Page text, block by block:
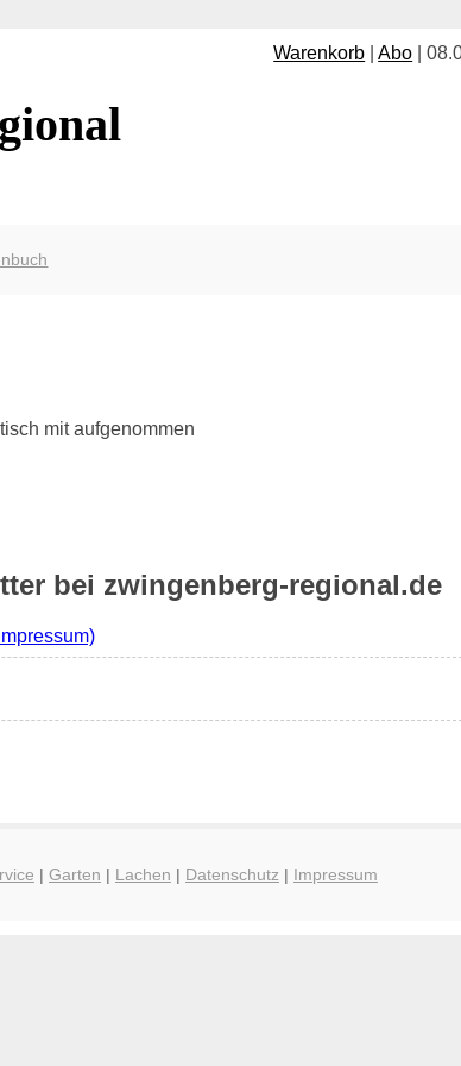
Warenkorb |Abo |
mit aufgenommen
bei zwingenberg-regional.de
| Garten | Lachen | Datenschutz| Impressum